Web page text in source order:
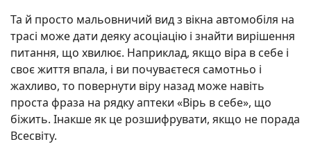
Та й просто мальовничий вид з вікна автомобіля на
трасі може дати деяку асоціацію і знайти вирішення
питання, що хвилює. Наприклад, якщо віра в себе і
своє життя впала, і ви почуваєтеся самотньо і
жахливо, то повернути віру назад може навіть
проста фраза на рядку аптеки «Вірь в себе», що
біжить. Інакше як це розшифрувати, якщо не порада
Всесвіту.